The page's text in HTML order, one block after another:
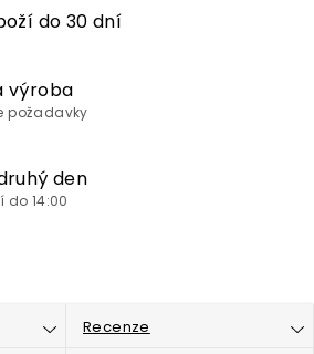
do 30 dní
výroba
požadavky
den
14:00
Recenze